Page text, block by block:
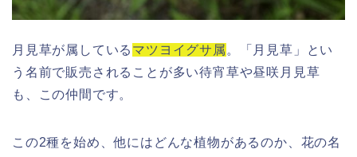
月見草が属している マツヨイグサ属 。「月見草」とい
う名前で販売されることが多い待宵草や昼咲月見草
も、この仲間です。
この2種を始め、他にはどんな植物があるのか、花の名